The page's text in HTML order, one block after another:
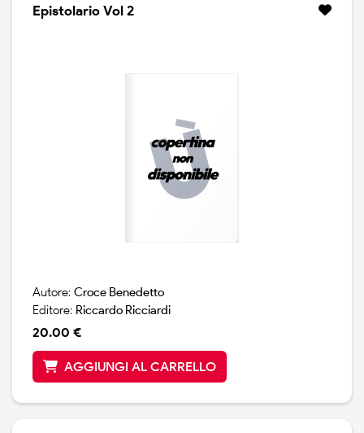
Epistolario Vol 2
Autore: Croce Benedetto
Editore: Riccardo Ricciardi
20.00 €
AGGIUNGI AL CARRELLO